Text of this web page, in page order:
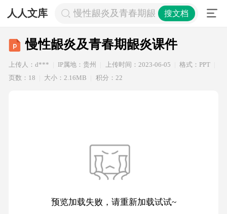
人人文库 慢性龈炎及青春期龈炎课件
搜文档
慢性龈炎及青春期龈炎课件
上传人：d*** IP属地：贵州 上传时间：2023-06-05
格式：PPT
页数：18
大小：2.16MB 积分：22
预览加载失败，请重新加载试试~